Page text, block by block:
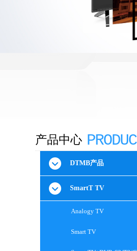
产品中心
DTMB产品
SmartT TV
Analogy TV
Smart TV